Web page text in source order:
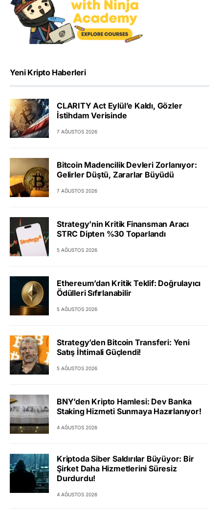
Yeni Kripto Haberleri
CLARITY Act Eylül’e Kaldı, Gözler
İstihdam Verisinde
7 AĞUSTOS 2026
Bitcoin Madencilik Devleri Zorlanıyor:
Gelirler Düştü, Zararlar Büyüdü
7 AĞUSTOS 2026
Strategy’nin Kritik Finansman Aracı
STRC Dipten %30 Toparlandı
5 AĞUSTOS 2026
Ethereum’dan Kritik Teklif: Doğrulayıcı
Ödülleri Sıfırlanabilir
5 AĞUSTOS 2026
Strategy’den Bitcoin Transferi: Yeni
Satış İhtimali Güçlendi!
5 AĞUSTOS 2026
BNY’den Kripto Hamlesi: Dev Banka
Staking Hizmeti Sunmaya Hazırlanıyor!
4 AĞUSTOS 2026
Kriptoda Siber Saldırılar Büyüyor: Bir
Şirket Daha Hizmetlerini Süresiz
Durdurdu!
4 AĞUSTOS 2026